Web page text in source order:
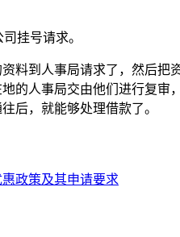
挂号请求。
料到人事局请求了，然后
的人事局交由他们进行复
后，就能够处理借款了。
政策及其申请要求